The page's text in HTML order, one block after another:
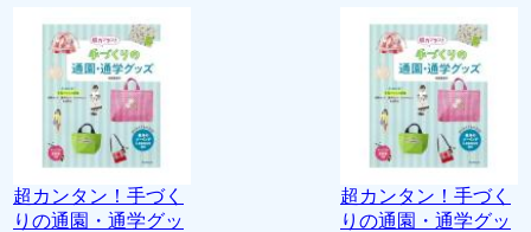
超カンタン！手づく
りの通園・通学グッ
超カンタン！手づく
りの通園・通学グッ